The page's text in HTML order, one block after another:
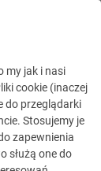
my jak i nasi
cookie (inaczej
do przeglądarki
Stosujemy je
zapewnienia
służą one do